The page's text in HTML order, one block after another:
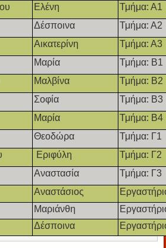
Ελένη
Τμήμα: Α1
Δέσποινα
Τμήμα: Α2
Αικατερίνη
Τμήμα: Α3
Μαρία
Τμήμα: Β1
Μαλβίνα
Τμήμα: Β2
Σοφία
Τμήμα: Β3
Μαρία
Τμήμα: Β4
Θεοδώρα
Τμήμα: Γ1
Εριφύλη
Τμήμα: Γ2
Αναστασία
Τμήμα: Γ3
Αναστάσιος
Μαριάνθη
Δέσποινα